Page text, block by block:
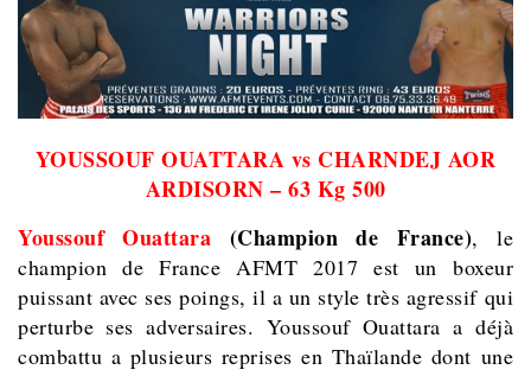
YOUSSOUF OUATTARA vs CHARNDEJ AOR
ARDISORN – 63 Kg 500
Youssouf Ouattara (Champion de France), le
champion de France AFMT 2017 est un boxeur
puissant avec ses poings, il a un style très agressif qui
perturbe ses adversaires. Youssouf Ouattara a déjà
combattu a plusieurs reprises en Thaïlande dont une